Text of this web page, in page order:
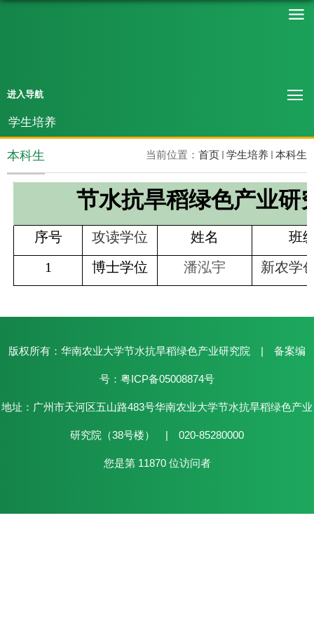
进入导航
学生培养
当前位置： 首页 学生培养 本科生
本科生
节水抗旱稻绿色产业研
序号 攻读学位 姓名
班
1
博士学位 潘泓宇 新农学
版权所有：华南农业大学节水抗旱稻绿色产业研究院 | 备案编
号：粤ICP备05008874号
地址：广州市天河区五山路483号华南农业大学节水抗旱稻绿色产业
研究院（38号楼） | 020-85280000
您是第 11870 位访问者